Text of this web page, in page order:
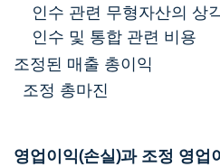
인수 관련 무형자산의 상
인수 및 통합 관련 비용
조정된 매출 총이익
조정 총마진
영업이익(손실)과 조정 영업